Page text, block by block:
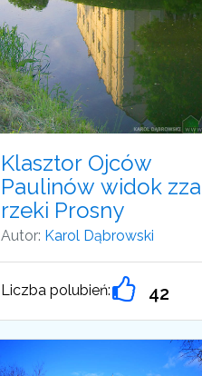
Klasztor Ojców
Paulinów widok zza
rzeki Prosny
Autor: Karol Dąbrowski
Liczba polubień: 42